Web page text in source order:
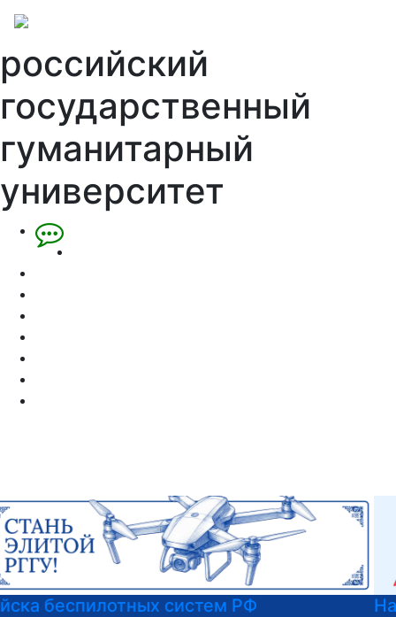
российский
государственный
гуманитарный
университет
Национальные проекты России